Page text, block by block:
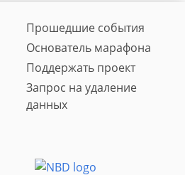
Прошедшие события
Основатель марафона
Поддержать проект
Запрос на удаление
данных